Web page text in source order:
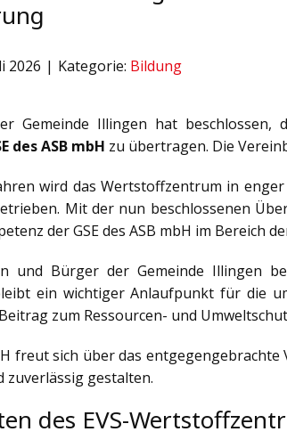
2026 Kategorie: Bildung
Gemeinde Illingen hat
des ASB mbH zu übertragen. Die
wird das Wertstoffzentrum in
Mit der nun beschlossenen
der GSE des ASB mbH im Bereich
und Bürger der Gemeinde Illingen
ein wichtiger Anlaufpunkt für die
zum Ressourcen- und
freut sich über das
gestalten.
des EVS-